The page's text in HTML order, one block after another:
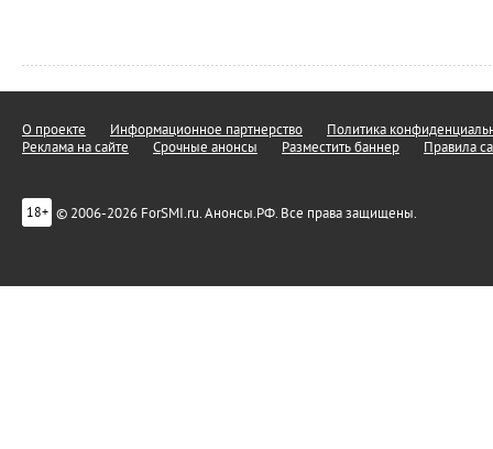
О проекте Информационное партнерство
Политика
Реклама на сайте
Срочные анонсы Разместить баннер Правила
18+ © 2006-2026 ForSMI.ru. Анонсы.РФ. Все права защищены.